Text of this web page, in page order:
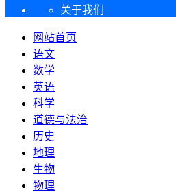
关于我们
网站首页
语文
数学
英语
科学
道德与法治
历史
地理
生物
物理